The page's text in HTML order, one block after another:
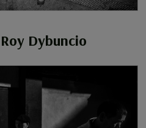
Dybuncio